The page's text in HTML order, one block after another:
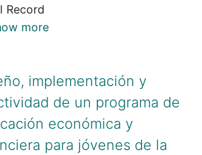
Esneider
cvlac/vis
scienti.colciencias.gov.co:8081/cv
generarCurriculoCv.do?
Record
more
implementación y
de un programa de
económica y
para jóvenes de la